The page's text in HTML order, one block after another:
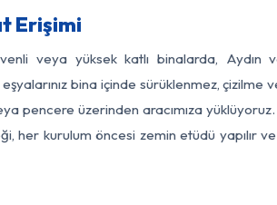
Erişimi
veya yüksek katlı binalarda,
bina içinde sürüklenmez, çizilme
pencere üzerinden aracımıza
her kurulum öncesi zemin etüdü